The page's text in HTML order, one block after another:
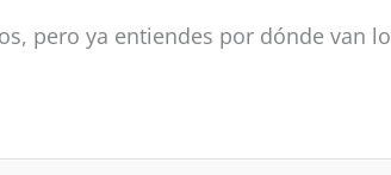
pero ya entiendes por dónde van